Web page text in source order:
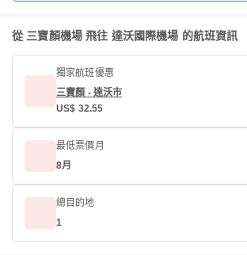
從 三寶顏機場 飛往 達沃國際機場 的航班資訊
獨家航班優惠
三寶顏 - 達沃市
US$ 32.55
最低票價月
8月
總目的地
1